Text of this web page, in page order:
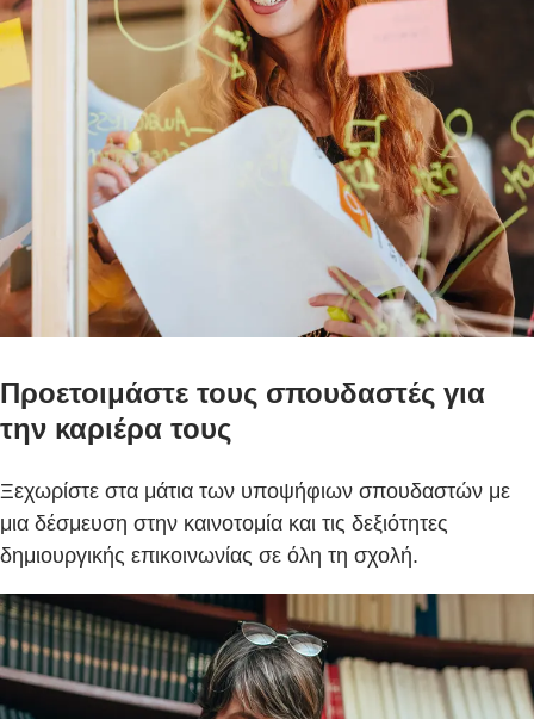
Προετοιμάστε τους σπουδαστές για
την καριέρα τους
Ξεχωρίστε στα μάτια των υποψήφιων σπουδαστών με
μια δέσμευση στην καινοτομία και τις δεξιότητες
δημιουργικής επικοινωνίας σε όλη τη σχολή.